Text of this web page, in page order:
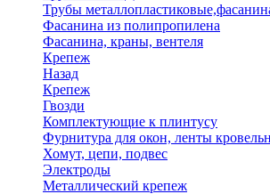
Трубы
Фасанина из полипропилена
Фасанина, краны, вентеля
Крепеж
Назад
Крепеж
Гвозди
Комплектующие к плинтусу
Фурнитура для окон, ленты
Хомут, цепи, подвес
Электроды
Металлический крепеж